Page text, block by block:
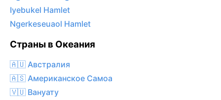
Iyebukel Hamlet
Ngerkeseuaol Hamlet
Страны в Океания
🇦🇺 Австралия
🇦🇸 Американское Самоа
🇻🇺 Вануату